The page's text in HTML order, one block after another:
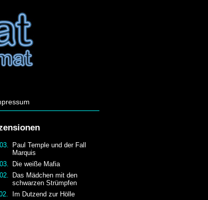
Paul Temple und der Fall
Marquis
Die weiße Mafia
Das Mädchen mit den
schwarzen Strümpfen
Im Dutzend zur Hölle